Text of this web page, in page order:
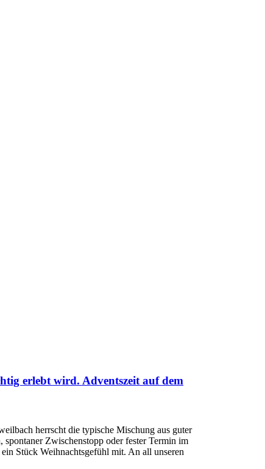
erlebt wird. Adventszeit auf dem
herrscht die typische Mischung aus guter
Zwischenstopp oder fester Termin im
Stück Weihnachtsgefühl mit. An all unseren